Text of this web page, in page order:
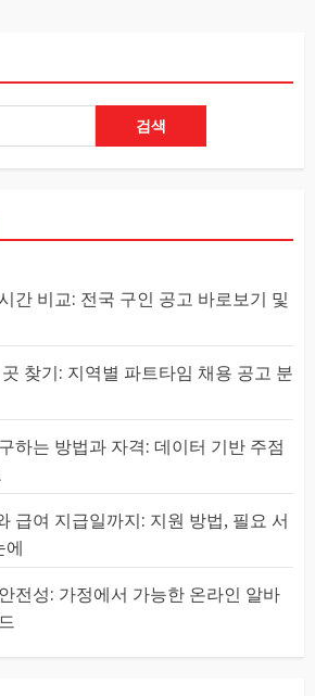
검색
간 비교: 전국 구인 공고 바로보기 및
찾기: 지역별 파트타임 채용 공고 분
하는 방법과 자격: 데이터 기반 주점
급여 지급일까지: 지원 방법, 필요 서
에
전성: 가정에서 가능한 온라인 알바